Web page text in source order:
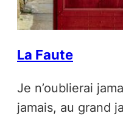
La Faute
Je n’oublierai
jamais, au grand